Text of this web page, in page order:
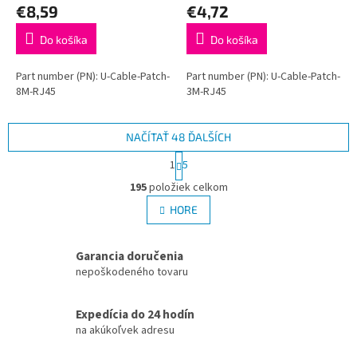
€8,59
Do košíka
Part number (PN): U-Cable-Patch-
8M-RJ45
€4,72
Do košíka
Part number (PN): U-Cable-Patch-
3M-RJ45
O
v
l
á
a
c
p
NAČÍTAŤ 48 ĎALŠÍCH
S
t
r
á
n
k
v
n
e
1 5
195položiek celkom
HORE
Garancia doručenia
nepoškodeného tovaru
Expedícia do 24 hodín
na akúkoľvek adresu